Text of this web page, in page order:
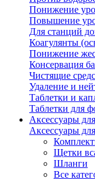
Понижение
Повышение
Для станций
Коагулянты
Понижение
Консервация
Чистящие
Удаление и
Таблетки и
Таблетки для
Аксессуары
Аксессуары
Щетки
Шланги
Все